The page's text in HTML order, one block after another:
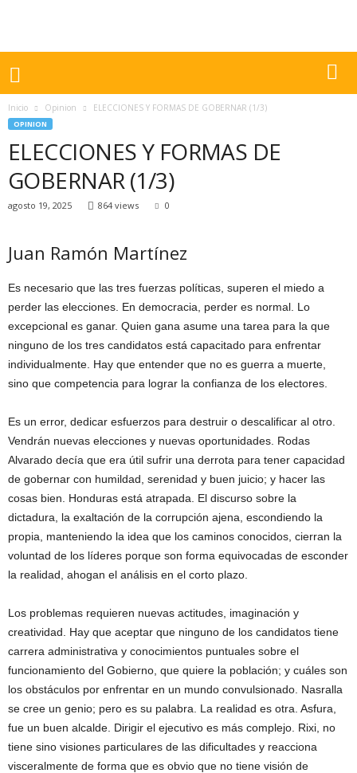
Inicio Opinion ELECCIONES Y FORMAS DE GOBERNAR (1/3)
OPINION
ELECCIONES Y FORMAS DE
GOBERNAR (1/3)
agosto 19, 2025 864 views 0
Juan Ramón Martínez
Es necesario que las tres fuerzas políticas, superen el miedo a
perder las elecciones. En democracia, perder es normal. Lo
excepcional es ganar. Quien gana asume una tarea para la que
ninguno de los tres candidatos está capacitado para enfrentar
individualmente. Hay que entender que no es guerra a muerte,
sino que competencia para lograr la confianza de los electores.
Es un error, dedicar esfuerzos para destruir o descalificar al otro.
Vendrán nuevas elecciones y nuevas oportunidades. Rodas
Alvarado decía que era útil sufrir una derrota para tener capacidad
de gobernar con humildad, serenidad y buen juicio; y hacer las
cosas bien. Honduras está atrapada. El discurso sobre la
dictadura, la exaltación de la corrupción ajena, escondiendo la
propia, manteniendo la idea que los caminos conocidos, cierran la
voluntad de los líderes porque son forma equivocadas de esconder
la realidad, ahogan el análisis en el corto plazo.
Los problemas requieren nuevas actitudes, imaginación y
creatividad. Hay que aceptar que ninguno de los candidatos tiene
carrera administrativa y conocimientos puntuales sobre el
funcionamiento del Gobierno, que quiere la población; y cuáles son
los obstáculos por enfrentar en un mundo convulsionado. Nasralla
se cree un genio; pero es su palabra. La realidad es otra. Asfura,
fue un buen alcalde. Dirigir el ejecutivo es más complejo. Rixi, no
tiene sino visiones particulares de las dificultades y reacciona
visceralmente de forma que es obvio que no tiene visión de